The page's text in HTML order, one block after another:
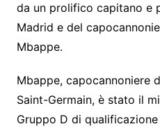
da un prolifico capitano e
Madrid e del
Mbappe.
Mbappe, capocannoniere
Saint-Germain, è stato il
Gruppo D di